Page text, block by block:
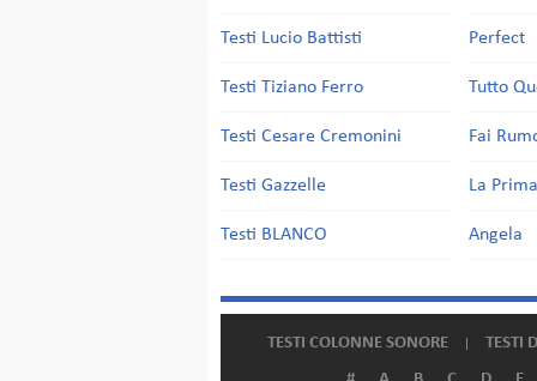
Testi Lucio Battisti
Testi Tiziano Ferro
Testi Cesare Cremonini
Testi Gazzelle
Testi BLANCO
Perfect
Tutto
Fai
La
Angela
TESTI COLONNE SONORE TESTI